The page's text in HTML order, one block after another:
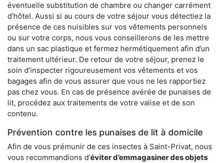
éventuelle substitution de chambre ou changer carrément
d’hôtel. Aussi si au cours de votre séjour vous détectiez la
présence de ces nuisibles sur vos vêtements personnels
ou sur votre corps, nous vous conseillerons de les mettre
dans un sac plastique et fermez hermétiquement afin d’un
traitement ultérieur. De retour de votre séjour, prenez le
soin d’inspecter rigoureusement vos vêtements et vos
bagages afin de vous assurer que vous ne les rapportiez
pas chez vous. En cas de présence avérée de punaises de
lit, procédez aux traitements de votre valise et de son
contenu.
Prévention contre les punaises de lit à domicile
Afin de vous prémunir de ces insectes à Saint-Privat, nous
vous recommandions d’éviter d’emmagasiner des objets